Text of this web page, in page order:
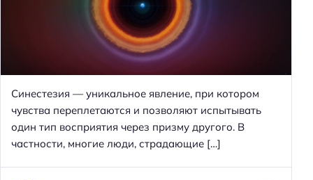
Синестезия — уникальное явление, при котором
чувства переплетаются и позволяют испытывать
один тип восприятия через призму другого. В
частности, многие люди, страдающие […]